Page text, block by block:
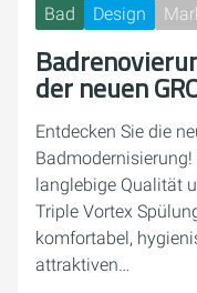
Bad Design
der neuen
Entdecken Sie die
langlebige Qualität
Triple Vortex
komfortabel,
attraktiven…